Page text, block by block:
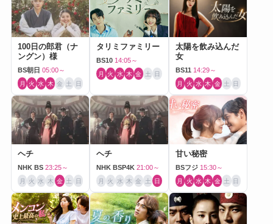
100日の郎君（ナ
ングン）様
BS朝日 05:00～
月 火 水 木 金 土 日
タリミファミリー
BS10 14:05～
月 火 水 木 金 土 日
太陽を飲み込んだ
女
BS11 14:29～
月 火 水 木 金 土 日
ヘチ
NHK BS 23:25～
月 火 水 木 金 土 日
ヘチ
NHK BSP4K 21:00～
月 火 水 木 金 土 日
甘い秘密
BSフジ 15:30～
月 火 水 木 金 土 日